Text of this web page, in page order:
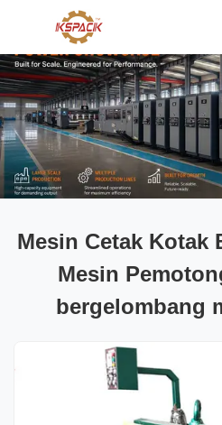
Mesin Cetak Kotak
Mesin
bergelombang